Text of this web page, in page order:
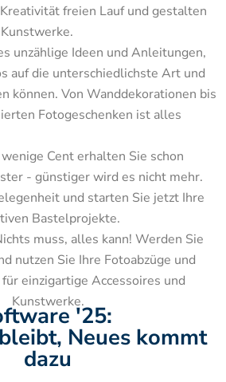
freien Lauf und gestalten
unzählige Ideen und Anleitungen,
auf die unterschiedlichste Art und
können. Von Wanddekorationen bis
Fotogeschenken ist alles
Cent erhalten Sie schon
- günstiger wird es nicht mehr.
und starten Sie jetzt Ihre
Bastelprojekte.
muss, alles kann! Werden Sie
nutzen Sie Ihre Fotoabzüge und
einzigartige Accessoires und
Kunstwerke.'25:
Neues kommt
dazu